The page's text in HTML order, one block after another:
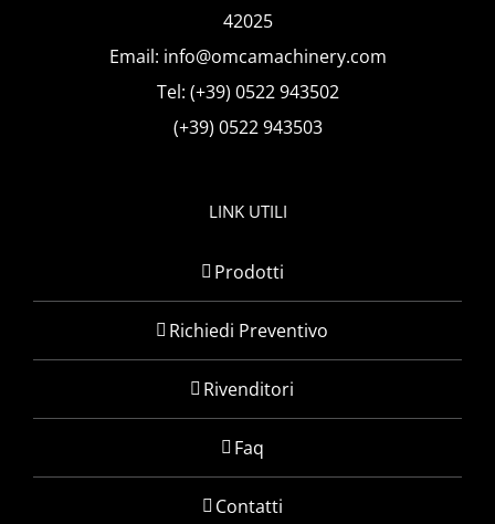
42025
Email: info@omcamachinery.com
Tel: (+39) 0522 943502
(+39) 0522 943503
LINK UTILI
Prodotti
Richiedi Preventivo
Rivenditori
Faq
Contatti